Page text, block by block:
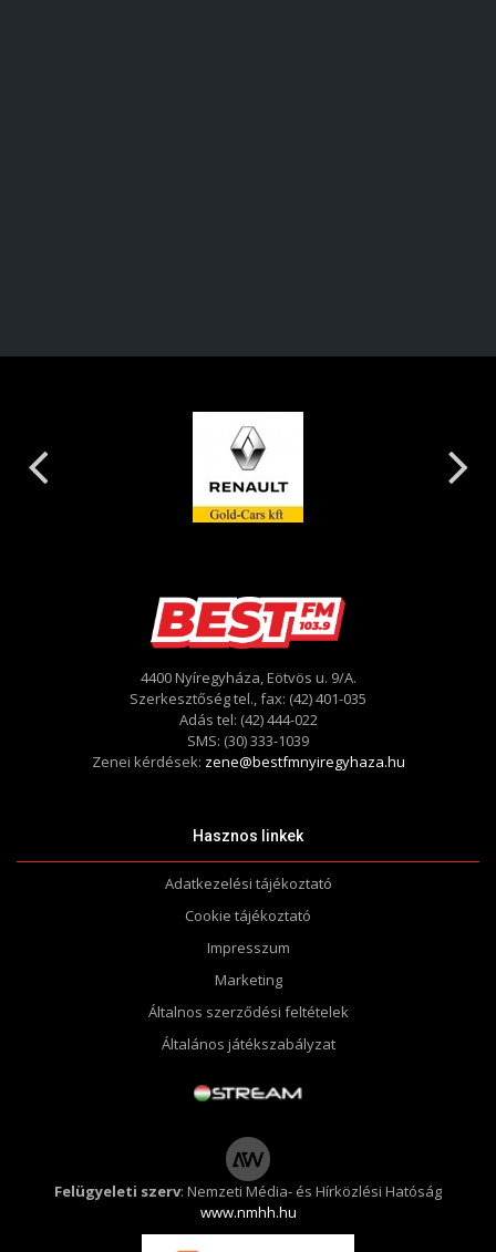
4400 Nyíregyháza, Eötvös u. 9/A.
Szerkesztőség tel., fax: (42) 401-035
Adás tel: (42) 444-022
SMS: (30) 333-1039
Zenei kérdések: zene@bestfmnyiregyhaza.hu
Hasznos linkek
Adatkezelési tájékoztató
Cookie tájékoztató
Impresszum
Marketing
Általnos szerződési feltételek
Általános játékszabályzat
Felügyeleti szerv: Nemzeti Média- és Hírközlési Hatóság
www.nmhh.hu